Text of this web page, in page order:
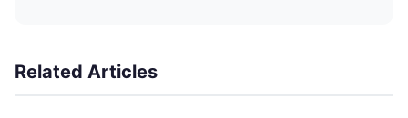
Related Articles